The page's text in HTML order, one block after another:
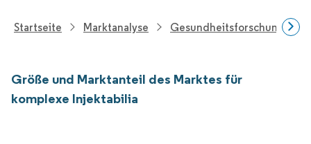
Startseite Marktanalyse Gesundheitsforschung
Größe und Marktanteil des Marktes für
komplexe Injektabilia